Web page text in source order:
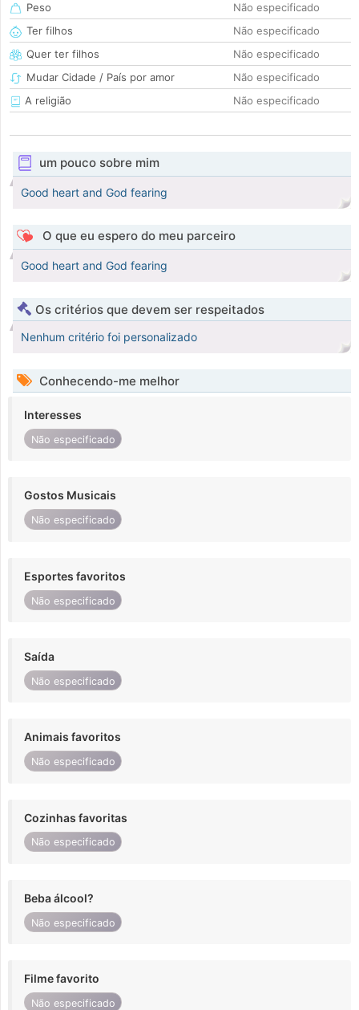
Peso
Não especificado
Ter filhos
Não especificado
Quer ter filhos
Não especificado
Mudar Cidade / País por amor
Não especificado
A religião
Não especificado
um pouco sobre mim
Good heart and God fearing
O que eu espero do meu parceiro
Good heart and God fearing
Os critérios que devem ser respeitados
Nenhum critério foi personalizado
Conhecendo-me melhor
Interesses
Não especificado
Gostos Musicais
Não especificado
Esportes favoritos
Não especificado
Saída
Não especificado
Animais favoritos
Não especificado
Cozinhas favoritas
Não especificado
Beba álcool?
Não especificado
Filme favorito
Não especificado